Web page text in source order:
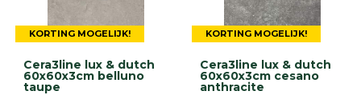
KORTING MOGELIJK!
Cera3line lux & dutch
60x60x3cm belluno
taupe
KORTING MOGELIJK!
Cera3line lux & dutch
60x60x3cm cesano
anthracite